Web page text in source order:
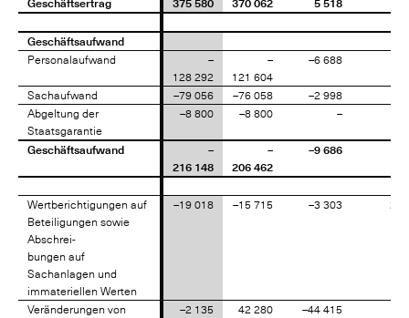
Geschäftsaufwand
Personalaufwand
–
128 292
–
121 604
–6 688
Sachaufwand –79 056 –76 058 –2 998
Abgeltung der
Staatsgarantie
–8 800 –8 800 –
Geschäftsaufwand
–
216 148
–
206 462
–9 686
Wertberichtigungen auf
Beteiligungen sowie
Abschrei-
bungen auf
Sachanlagen und
immateriellen Werten
–19 018 –15 715 –3 303
Veränderungen von
–2 135 42 280 –44 415
Geschäftsaufwand
Personalaufwand
Sachaufwand
Abgeltung der
Staatsgarantie
Geschäftsaufwand
Wertberichtigungen auf
Beteiligungen sowie
Abschrei-
bungen auf
Sachanlagen und
immateriellen Werten
Veränderungen von